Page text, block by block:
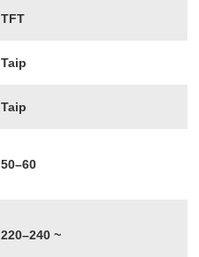
TFT
Taip
Taip
50–60
220–240 ~